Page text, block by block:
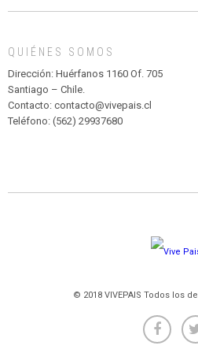
MADAGASCAR
PARQUE
HURATDO
QUIÉNES SOMOS
Dirección: Huérfanos 1160 Of. 705
Santiago – Chile.
Contacto: contacto@vivepais.cl
Teléfono: (562) 29937680
© 2018 VIVEPAIS Todos los